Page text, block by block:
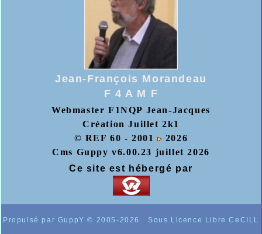
Jean-François Morandeau
F 4 A M F
Webmaster F1NQP Jean-Jacques
Création Juillet 2k1
© REF 60 - 2001
2026
Cms Guppy v6.00.23 juillet 2026
Ce site est hébergé par
Propulsé par GuppY© 2005-2026 Sous Licence Libre CeCILL